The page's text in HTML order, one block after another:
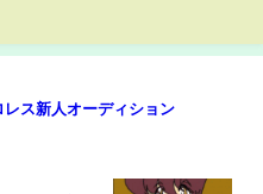
レス新人オーディション